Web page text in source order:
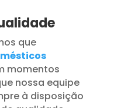
que
momentos
nossa equipe
à disposição